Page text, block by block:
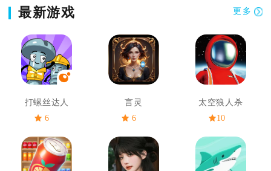
最新游戏 更多
打螺丝达人
6
言灵
6
太空狼人杀
10